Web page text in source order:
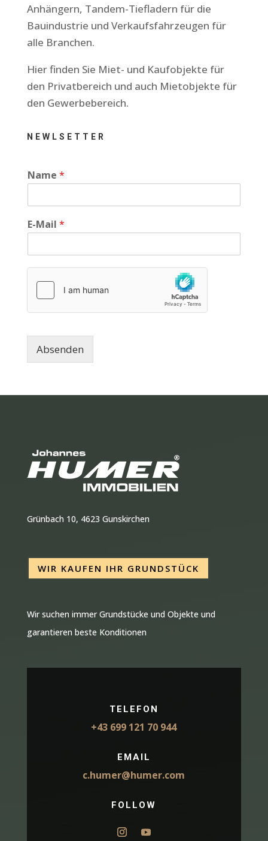
Anhängern, Tandem-Tiefladern für die
Bauindustrie und Verkaufsfahrzeugen für
alle Branchen.
Hier finden Sie Miet- und Kaufobjekte für
den Privatbereich und auch Mietobjekte für
den Gewerbebereich.
NEWLSETTER
Name *
E-Mail *
Absenden
Grünbach 10, 4623 Gunskirchen
WIR KAUFEN IHR GRUNDSTÜCK
Wir suchen immer Grundstücke und Objekte und
garantieren beste Konditionen
TELEFON
+43 699 121 70 944
EMAIL
c.humer@humer.com
FOLLOW